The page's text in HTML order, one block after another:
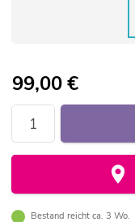
99,00€
Bestand reicht ca. 3 Wo.